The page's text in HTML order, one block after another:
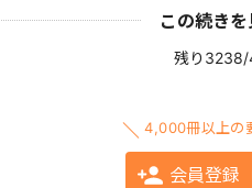
この続き
残り
4,000冊以上の
会員登録